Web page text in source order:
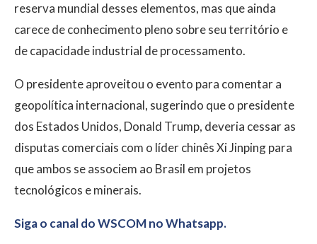
reserva mundial desses elementos, mas que ainda
carece de conhecimento pleno sobre seu território e
de capacidade industrial de processamento.
O presidente aproveitou o evento para comentar a
geopolítica internacional, sugerindo que o presidente
dos Estados Unidos, Donald Trump, deveria cessar as
disputas comerciais com o líder chinês Xi Jinping para
que ambos se associem ao Brasil em projetos
tecnológicos e minerais.
Siga o canal do WSCOM no Whatsapp.